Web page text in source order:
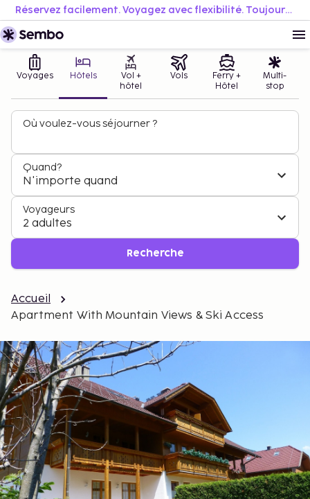
Réservez facilement. Voyagez avec flexibilité. Toujours au meilleur prix.
Voyages Hôtels
Vol +
hôtel
Vols
Ferry +
Hôtel
Multi-
stop
Où voulez-vous séjourner ?
Quand?
N'importe quand
Voyageurs
2 adultes
Recherche
Accueil
Apartment With Mountain Views & Ski Access